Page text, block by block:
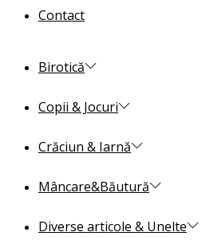
Contact
Birotică
Copii & Jocuri
Crăciun & Iarnă
Mâncare&Băutură
Diverse articole & Unelte